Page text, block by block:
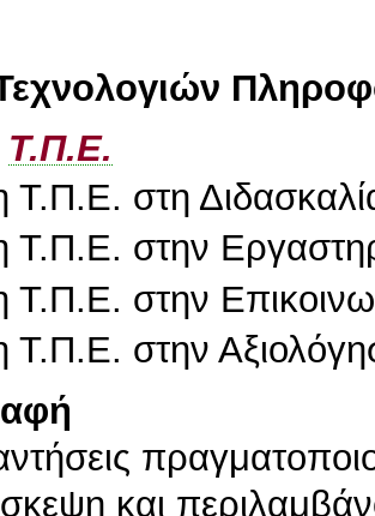
Τ.Π.Ε.
Τ.Π.Ε. στη
Τ.Π.Ε. στην
στην
Τ.Π.Ε. στην
και